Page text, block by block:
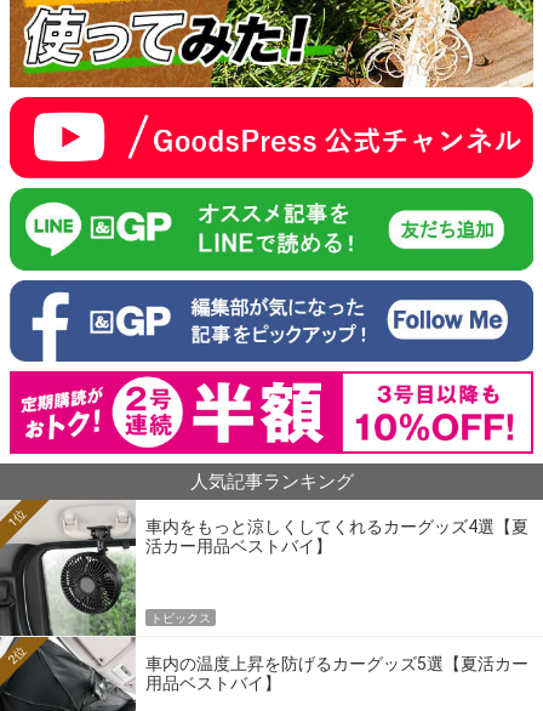
人気記事ランキング
車内をもっと涼しくしてくれるカーグッズ4選【夏
活カー用品ベストバイ】
1位
トピックス
車内の温度上昇を防げるカーグッズ5選【夏活カー
用品ベストバイ】
2位